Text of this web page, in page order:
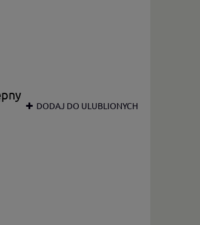
DODAJ DO ULUBLIONYCH